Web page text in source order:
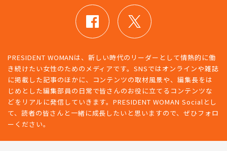
PRESIDENT WOMANは、新しい時代のリーダーとして情熱的に働
き続けたい女性のためのメディアです。SNSではオンラインや雑誌
に掲載した記事のほかに、コンテンツの取材風景や、編集長をは
じめとした編集部員の日常で皆さんのお役に立てるコンテンツな
どをリアルに発信していきます。PRESIDENT WOMAN Socialとし
て、読者の皆さんと一緒に成長したいと思いますので、ぜひフォロ
ーください。